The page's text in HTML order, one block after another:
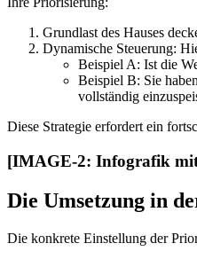
Grundlast des Hauses
Dynamische Steuerung:
Beispiel A: Ist die
Beispiel B: Sie
vollständig
Diese Strategie erfordert ein
[IMAGE-2: Infografik mit
Die Umsetzung in
Die konkrete Einstellung der